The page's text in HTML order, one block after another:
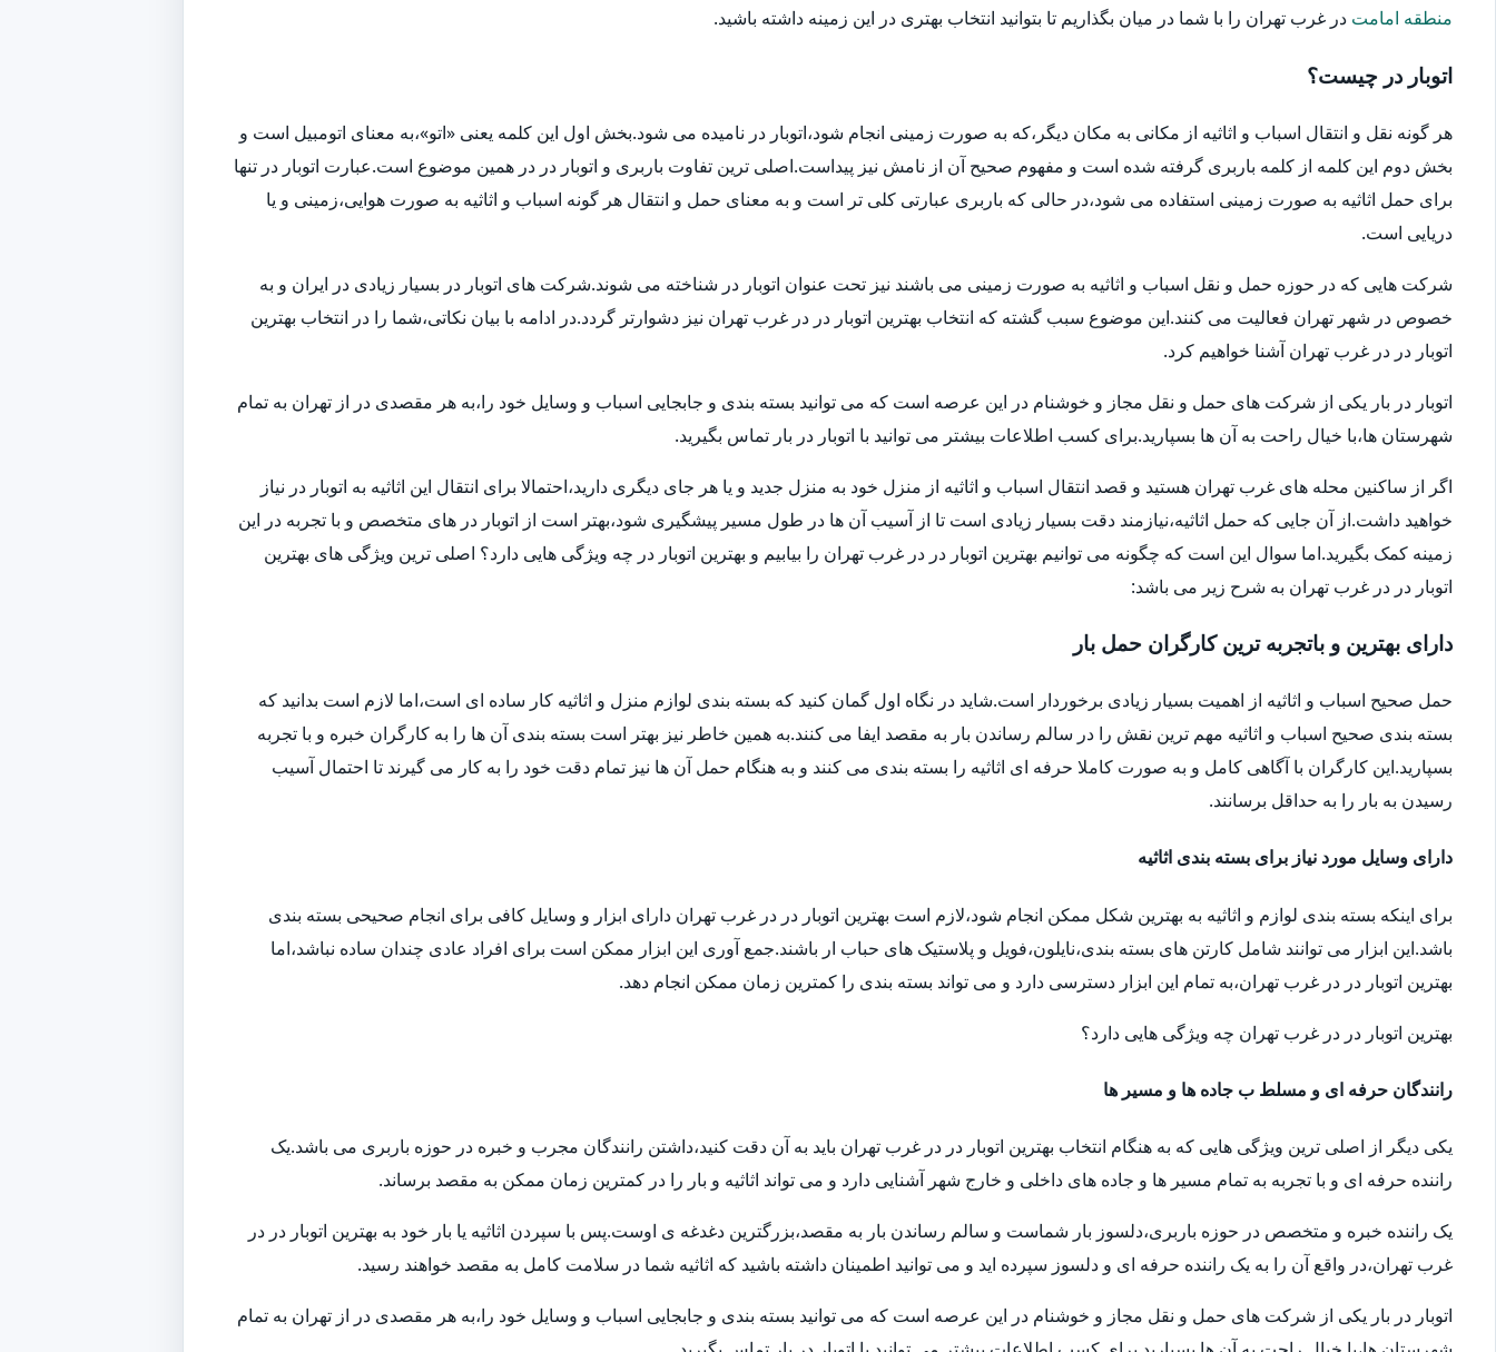
منطقه امامت در غرب تهران را با شما در میان بگذاریم تا بتوانید انتخاب بهتری در این زمینه داشته باشید.
اتوبار در چیست؟
هر گونه نقل و انتقال اسباب و اثاثیه از مکانی به مکان دیگر،که به صورت زمینی انجام شود،اتوبار در نامیده می شود.بخش اول این کلمه یعنی «اتو»،به معنای اتومبیل است و
بخش دوم این کلمه از کلمه باربری گرفته شده است و مفهوم صحیح آن از نامش نیز پیداست.اصلی ترین تفاوت باربری و اتوبار در در همین موضوع است.عبارت اتوبار در تنها
برای حمل اثاثیه به صورت زمینی استفاده می شود،در حالی که باربری عبارتی کلی تر است و به معنای حمل و انتقال هر گونه اسباب و اثاثیه به صورت هوایی،زمینی و یا
دریایی است.
شرکت هایی که در حوزه حمل و نقل اسباب و اثاثیه به صورت زمینی می باشند نیز تحت عنوان اتوبار در شناخته می شوند.شرکت های اتوبار در بسیار زیادی در ایران و به
خصوص در شهر تهران فعالیت می کنند.این موضوع سبب گشته که انتخاب بهترین اتوبار در در غرب تهران نیز دشوارتر گردد.در ادامه با بیان نکاتی،شما را در انتخاب بهترین
اتوبار در در غرب تهران آشنا خواهیم کرد.
اتوبار در بار یکی از شرکت های حمل و نقل مجاز و خوشنام در این عرصه است که می توانید بسته بندی و جابجایی اسباب و وسایل خود را،به هر مقصدی در از تهران به تمام
شهرستان ها،با خیال راحت به آن ها بسپارید.برای کسب اطلاعات بیشتر می توانید با اتوبار در بار تماس بگیرید.
اگر از ساکنین محله های غرب تهران هستید و قصد انتقال اسباب و اثاثیه از منزل خود به منزل جدید و یا هر جای دیگری دارید،احتمالا برای انتقال این اثاثیه به اتوبار در نیاز
خواهید داشت.از آن جایی که حمل اثاثیه،نیازمند دقت بسیار زیادی است تا از آسیب آن ها در طول مسیر پیشگیری شود،بهتر است از اتوبار در های متخصص و با تجربه در این
زمینه کمک بگیرید.اما سوال این است که چگونه می توانیم بهترین اتوبار در در غرب تهران را بیابیم و بهترین اتوبار در چه ویژگی هایی دارد؟ اصلی ترین ویژگی های بهترین
اتوبار در در غرب تهران به شرح زیر می باشد:
دارای بهترین و باتجربه ترین کارگران حمل بار
حمل صحیح اسباب و اثاثیه از اهمیت بسیار زیادی برخوردار است.شاید در نگاه اول گمان کنید که بسته بندی لوازم منزل و اثاثیه کار ساده ای است،اما لازم است بدانید که
بسته بندی صحیح اسباب و اثاثیه مهم ترین نقش را در سالم رساندن بار به مقصد ایفا می کنند.به همین خاطر نیز بهتر است بسته بندی آن ها را به کارگران خبره و با تجربه
بسپارید.این کارگران با آگاهی کامل و به صورت کاملا حرفه ای اثاثیه را بسته بندی می کنند و به هنگام حمل آن ها نیز تمام دقت خود را به کار می گیرند تا احتمال آسیب
رسیدن به بار را به حداقل برسانند.
دارای وسایل مورد نیاز برای بسته بندی اثاثیه
برای اینکه بسته بندی لوازم و اثاثیه به بهترین شکل ممکن انجام شود،لازم است بهترین اتوبار در در غرب تهران دارای ابزار و وسایل کافی برای انجام صحیحی بسته بندی
باشد.این ابزار می توانند شامل کارتن های بسته بندی،نایلون،فویل و پلاستیک های حباب ار باشند.جمع آوری این ابزار ممکن است برای افراد عادی چندان ساده نباشد،اما
بهترین اتوبار در در غرب تهران،به تمام این ابزار دسترسی دارد و می تواند بسته بندی را کمترین زمان ممکن انجام دهد.
بهترین اتوبار در در غرب تهران چه ویژگی هایی دارد؟
رانندگان حرفه ای و مسلط ب جاده ها و مسیر ها
یکی دیگر از اصلی ترین ویژگی هایی که به هنگام انتخاب بهترین اتوبار در در غرب تهران باید به آن دقت کنید،داشتن رانندگان مجرب و خبره در حوزه باربری می باشد.یک
راننده حرفه ای و با تجربه به تمام مسیر ها و جاده های داخلی و خارج شهر آشنایی دارد و می تواند اثاثیه و بار را در کمترین زمان ممکن به مقصد برساند.
یک راننده خبره و متخصص در حوزه باربری،دلسوز بار شماست و سالم رساندن بار به مقصد،بزرگترین دغدغه ی اوست.پس با سپردن اثاثیه یا بار خود به بهترین اتوبار در در
غرب تهران،در واقع آن را به یک راننده حرفه ای و دلسوز سپرده اید و می توانید اطمینان داشته باشید که اثاثیه شما در سلامت کامل به مقصد خواهند رسید.
اتوبار در بار یکی از شرکت های حمل و نقل مجاز و خوشنام در این عرصه است که می توانید بسته بندی و جابجایی اسباب و وسایل خود را،به هر مقصدی در از تهران به تمام